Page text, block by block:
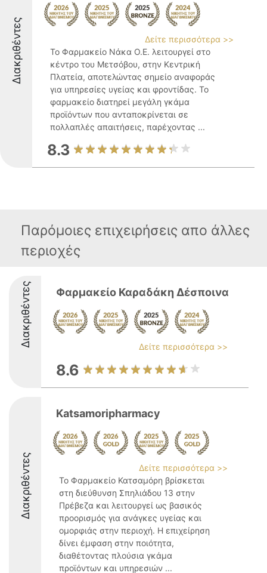
Διακριθέντες
Δείτε περισσότερα >>
Το Φαρμακείο Νάκα Ο.Ε. λειτουργεί στο
κέντρο του Μετσόβου, στην Κεντρική
Πλατεία, αποτελώντας σημείο αναφοράς
για υπηρεσίες υγείας και φροντίδας. Το
φαρμακείο διατηρεί μεγάλη γκάμα
προϊόντων που ανταποκρίνεται σε
πολλαπλές απαιτήσεις, παρέχοντας ...
8.3
Παρόμοιες επιχειρήσεις απο άλλες
περιοχές
Διακριθέντες Φαρμακείο Καραδάκη Δέσποινα
Δείτε περισσότερα >>
8.6
Διακριθέντες
Katsamoripharmacy
Δείτε περισσότερα >>
Το Φαρμακείο Κατσαμόρη βρίσκεται
στη διεύθυνση Σπηλιάδου 13 στην
Πρέβεζα και λειτουργεί ως βασικός
προορισμός για ανάγκες υγείας και
ομορφιάς στην περιοχή. Η επιχείρηση
δίνει έμφαση στην ποιότητα,
διαθέτοντας πλούσια γκάμα
προϊόντων και υπηρεσιών ...